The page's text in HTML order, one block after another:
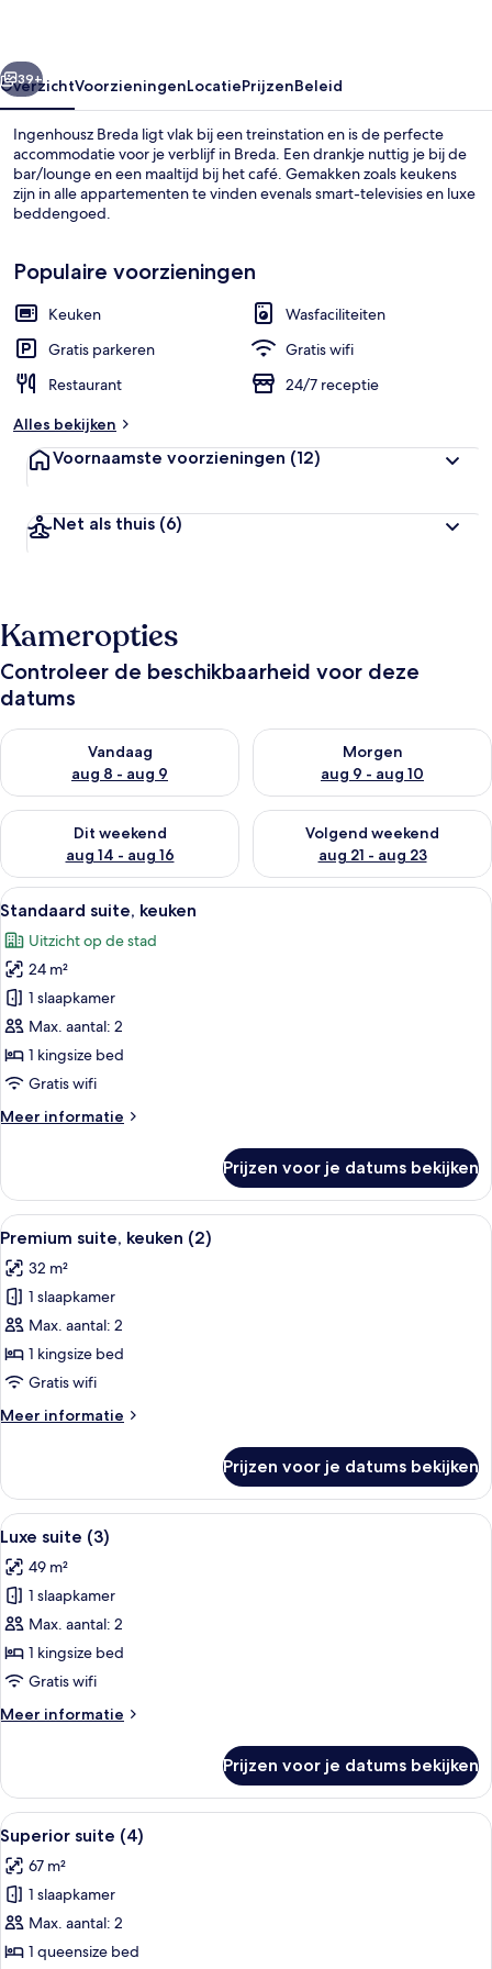
Gang
Volgende
39+
OverzichtVoorzieningenLocatiePrijzenBeleid
Ingenhousz Breda ligt vlak bij een treinstation en is de perfecte
accommodatie voor je verblijf in Breda. Een drankje nuttig je bij de
bar/lounge en een maaltijd bij het café. Gemakken zoals keukens
zijn in alle appartementen te vinden evenals smart-televisies en luxe
beddengoed.
Populaire voorzieningen
Keuken
Wasfaciliteiten
Gratis parkeren
Gratis wifi
Restaurant
24/7 receptie
Alles bekijken
Voornaamste voorzieningen (12)
Net als thuis (6)
Kameropties
Controleer de beschikbaarheid voor deze
datums
Vandaag
aug 8 - aug 9
De beschikbaarheid controleren voor vanavond aug 8 - aug 9
Morgen
aug 9 - aug 10
De beschikbaarheid
Dit weekend
aug 14 - aug 16
De beschikbaarheid controleren voor dit weekend aug 14 -
Volgend weekend
aug 21 - aug 23
De beschikbaarheid
Alle
foto's
voor
Standaard
suite,
keuken
laden
Standaard suite, keuken |
8
Standaard suite, keuken
Uitzicht op de stad
24 m²
1 slaapkamer
Max. aantal: 2
1 kingsize bed
Gratis wifi
Meer informatie
Meer
suite,
keuken
Prijzen voor je datums bekijken
Alle
foto's
voor
Premium
suite,
keuken
(2)
Premium suite, keuken (2) |
7
Premium suite, keuken (2)
32 m²
1 slaapkamer
Max. aantal: 2
1 kingsize bed
Gratis wifi
Meer informatie
Meer
suite,
keuken
(2)
Prijzen voor je datums bekijken
Alle
foto's
voor
Luxe
suite
(3)
laden
Luxe suite (3) | Woonruimte | Een
7
Luxe suite (3)
49 m²
1 slaapkamer
Max. aantal: 2
1 kingsize bed
Gratis wifi
Meer informatie
Meer
suite
(3)
Prijzen voor je datums bekijken
Alle
foto's
voor
Superior
suite
(4)
Superior suite (4) | Woonruimte |
7
Superior suite (4)
67 m²
1 slaapkamer
Max. aantal: 2
1 queensize bed